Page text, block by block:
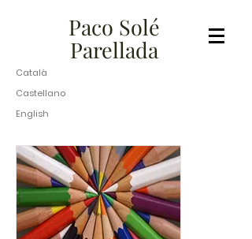
​​​​​Paco Solé
Parellada​
Català
Castellano
English